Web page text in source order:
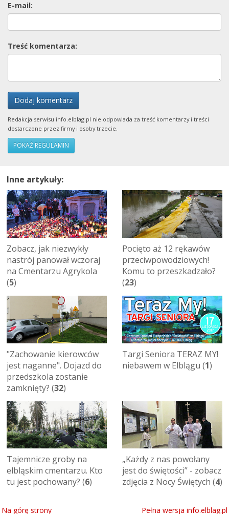
E-mail:
Treść komentarza:
Dodaj komentarz
Redakcja serwisu info.elblag.pl nie odpowiada za treść komentarzy i treści
dostarczone przez firmy i osoby trzecie.
POKAŻ REGULAMIN
Inne artykuły:
Zobacz, jak niezwykły
nastrój panował wczoraj
na Cmentarzu Agrykola
(5)
Pocięto aż 12 rękawów
przeciwpowodziowych!
Komu to przeszkadzało?
(23)
"Zachowanie kierowców
jest naganne". Dojazd do
przedszkola zostanie
zamknięty? (32)
Targi Seniora TERAZ MY!
niebawem w Elblągu (1)
Tajemnicze groby na
elbląskim cmentarzu. Kto
tu jest pochowany? (6)
„Każdy z nas powołany
jest do świętości” - zobacz
zdjęcia z Nocy Świętych (4)
Na górę strony Pełna wersja info.elblag.pl